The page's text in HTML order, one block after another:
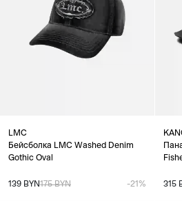
LMC
Бейсболка LMC Washed Denim
Gothic Oval
139 BYN175 BYN -21% 315